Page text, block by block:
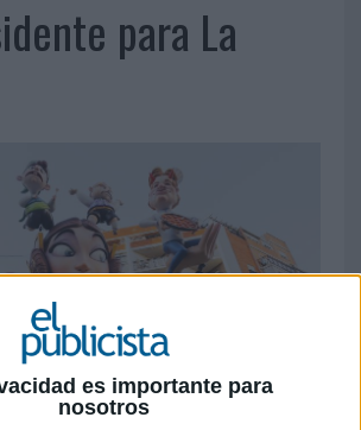
es importante para
nosotros
para La